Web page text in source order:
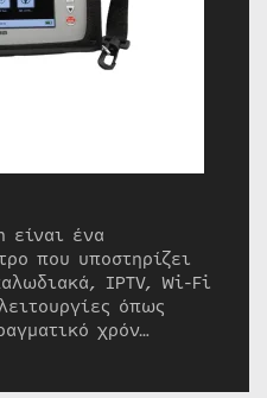
είναι ένα
που υποστηρίζει
IPTV, Wi-Fi
όπως
χρόν…